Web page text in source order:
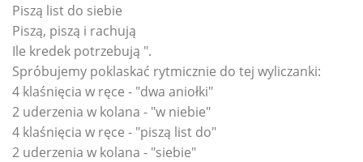
Piszą list do siebie
Piszą, piszą i rachują
Ile kredek potrzebują ".
Spróbujemy poklaskać rytmicznie do tej wyliczanki:
4 klaśnięcia w ręce - "dwa aniołki"
2 uderzenia w kolana - "w niebie"
4 klaśnięcia w ręce - "piszą list do"
2 uderzenia w kolana - "siebie"